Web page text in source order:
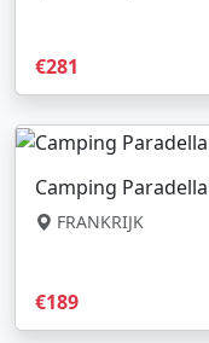
€281
Camping Paradella
FRANKRIJK
€189